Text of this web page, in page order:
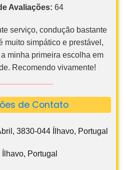
Avaliações: 64
serviço, condução bastante
muito simpático e prestável,
minha primeira escolha em
Recomendo vivamente!
de Contato
3830-044 Ílhavo, Portugal
Ílhavo, Portugal